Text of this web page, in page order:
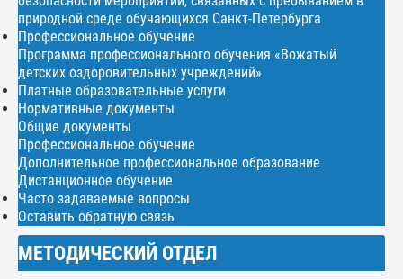
природной среде обучающихся Санкт-Петербурга
Профессиональное обучение
Программа профессионального обучения «Вожатый
детских оздоровительных учреждений»
Платные образовательные услуги
Нормативные документы
Общие документы
Профессиональное обучение
Дополнительное профессиональное образование
Дистанционное обучение
Часто задаваемые вопросы
Оставить обратную связь
МЕТОДИЧЕСКИЙ ОТДЕЛ